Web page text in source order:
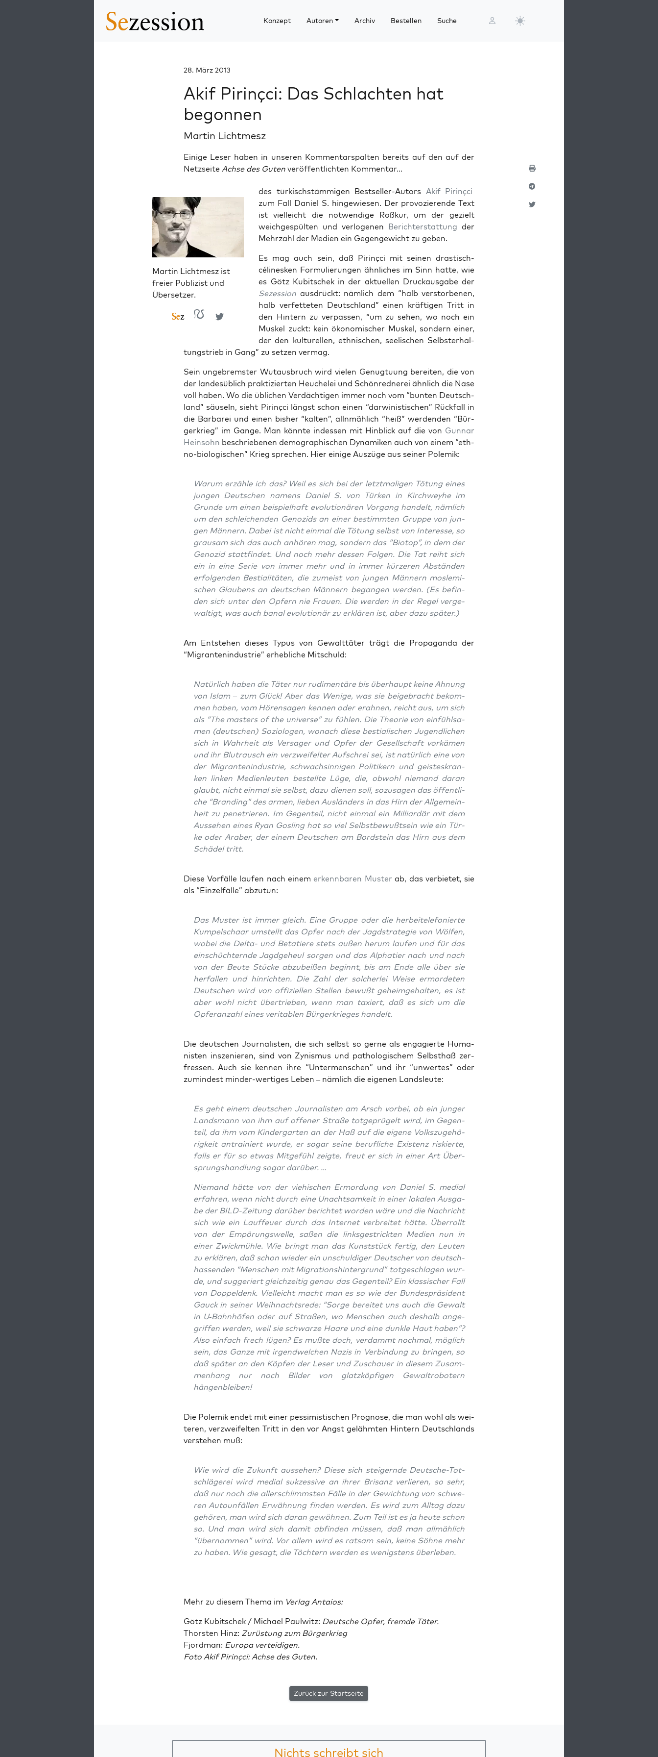
Konzept Autoren Archiv Bestellen Suche
28. März 2013
Akif Pirinçci: Das Schlachten hat
begonnen
Martin Lichtmesz
Einige Leser haben in unseren Kommentarspalten bereits auf den auf der
Netzseite Achse des Gutenveröffentlichten Kommentar...
Martin Lichtmesz ist
freier Publizist und
Übersetzer.
des tür­kisch­stäm­mi­gen Best­sel­ler-Autors Akif Pirin­çci
zum Fall Dani­el S. hin­ge­wie­sen. Der pro­vo­zie­ren­de Text
ist viel­leicht die not­wen­di­ge Roß­kur, um der gezielt
weich­ge­spül­ten und ver­lo­ge­nen Bericht­erstat­tung der
Mehr­zahl der Medi­en ein Gegen­ge­wicht zu geben.
Es mag auch sein, daß Pirin­çci mit sei­nen dras­tisch-
céline­sken For­mu­lie­run­gen ähn­li­ches im Sinn hat­te, wie
es Götz Kubit­schek in der aktu­el­len Druck­aus­ga­be der
Sezes­si­on aus­drückt: näm­lich dem “halb ver­stor­be­nen,
halb ver­fet­te­ten Deutsch­land” einen kräf­ti­gen Tritt in
den Hin­tern zu ver­pas­sen, “um zu sehen, wo noch ein
Mus­kel zuckt: kein öko­no­mi­scher Mus­kel, son­dern einer,
der den kul­tu­rel­len, eth­ni­schen, see­li­schen Selbst­er­hal­
tungs­trieb in Gang” zu set­zen vermag.
Sein unge­brems­ter Wut­aus­bruch wird vie­len Genug­tu­ung berei­ten, die von
der lan­des­üb­lich prak­ti­zier­ten Heu­che­lei und Schön­red­ne­rei ähn­lich die Nase
voll haben. Wo die übli­chen Ver­däch­ti­gen immer noch vom “bun­ten Deutsch­
land” säu­seln, sieht Pirin­çci längst schon einen “dar­wi­nis­ti­schen” Rück­fall in
die Bar­ba­rei und einen bis­her “kal­ten”, allnmäh­lich “heiß” wer­den­den “Bür­
ger­krieg” im Gan­ge. Man könn­te indes­sen mit Hin­blick auf die von Gun­nar
Hein­sohn beschrie­be­nen demo­gra­phi­schen Dyna­mi­ken auch von einem “eth­
no-bio­lo­gi­schen” Krieg spre­chen. Hier eini­ge Aus­zü­ge aus sei­ner Polemik:
War­um erzäh­le ich das? Weil es sich bei der letzt­ma­li­gen Tötung eines
jun­gen Deut­schen namens Dani­el S. von Tür­ken in Kirch­wey­he im
Grun­de um einen bei­spiel­haft evo­lu­tio­nä­ren Vor­gang han­delt, näm­lich
um den schlei­chen­den Geno­zids an einer bestimm­ten Grup­pe von jun­
gen Män­nern. Dabei ist nicht ein­mal die Tötung selbst von Inter­es­se, so
grau­sam sich das auch anhö­ren mag, son­dern das “Bio­top”, in dem der
Geno­zid statt­fin­det. Und noch mehr des­sen Fol­gen. Die Tat reiht sich
ein in eine Serie von immer mehr und in immer kür­ze­ren Abstän­den
erfol­gen­den Bes­tia­li­tä­ten, die zumeist von jun­gen Män­nern mos­le­mi­
schen Glau­bens an deut­schen Män­nern began­gen wer­den. (Es befin­
den sich unter den Opfern nie Frau­en. Die wer­den in der Regel ver­ge­
wal­tigt, was auch banal evo­lu­tio­när zu erklä­ren ist, aber dazu später.)
Am Ent­ste­hen die­ses Typus von Gewalt­tä­ter trägt die Pro­pa­gan­da der
“Migran­ten­in­dus­trie” erheb­li­che Mitschuld:
Natür­lich haben die Täter nur rudi­men­tä­re bis über­haupt kei­ne Ahnung
von Islam – zum Glück! Aber das Weni­ge, was sie bei­gebracht bekom­
men haben, vom Hören­sa­gen ken­nen oder erah­nen, reicht aus, um sich
als “The mas­ters of the uni­ver­se” zu füh­len. Die Theo­rie von ein­fühl­sa­
men (deut­schen) Sozio­lo­gen, wonach die­se bes­tia­li­schen Jugend­li­chen
sich in Wahr­heit als Ver­sa­ger und Opfer der Gesell­schaft vor­kä­men
und ihr Blut­rausch ein ver­zwei­fel­ter Auf­schrei sei, ist natür­lich eine von
der Migran­ten­in­dus­trie, schwach­sin­ni­gen Poli­ti­kern und geis­tes­kran­
ken lin­ken Medi­en­leu­ten bestell­te Lüge, die, obwohl nie­mand dar­an
glaubt, nicht ein­mal sie selbst, dazu die­nen soll, sozu­sa­gen das öffent­li­
che “Bran­ding” des armen, lie­ben Aus­län­ders in das Hirn der All­ge­mein­
heit zu pene­trie­ren. Im Gegen­teil, nicht ein­mal ein Mil­li­ar­där mit dem
Aus­se­hen eines Ryan Gosling hat so viel Selbst­be­wußt­sein wie ein Tür­
ke oder Ara­ber, der einem Deut­schen am Bord­stein das Hirn aus dem
Schä­del tritt.
Die­se Vor­fäl­le lau­fen nach einem erkenn­ba­ren Mus­ter ab, das ver­bie­tet, sie
als “Ein­zel­fäl­le” abzutun:
Das Mus­ter ist immer gleich. Eine Grup­pe oder die her­bei­t­e­le­fo­nier­te
Kum­pel­schaar umstellt das Opfer nach der Jagd­stra­te­gie von Wöl­fen,
wobei die Del­ta- und Beta­tie­re stets außen her­um lau­fen und für das
ein­schüch­tern­de Jagd­ge­heul sor­gen und das Alpha­tier nach und nach
von der Beu­te Stü­cke abzu­bei­ßen beginnt, bis am Ende alle über sie
her­fal­len und hin­rich­ten. Die Zahl der sol­cher­lei Wei­se ermor­de­ten
Deut­schen wird von offi­zi­el­len Stel­len bewußt geheim­ge­hal­ten, es ist
aber wohl nicht über­trie­ben, wenn man taxiert, daß es sich um die
Opfer­an­zahl eines veri­ta­blen Bür­ger­krie­ges handelt.
Die deut­schen Jour­na­lis­ten, die sich selbst so ger­ne als enga­gier­te Huma­
nis­ten insze­nie­ren, sind von Zynis­mus und patho­lo­gi­schem Selbst­haß zer­
fres­sen. Auch sie ken­nen ihre “Unter­men­schen” und ihr “unwer­tes” oder
zumin­dest min­der-wer­ti­ges Leben – näm­lich die eige­nen Landsleute:
Es geht einem deut­schen Jour­na­lis­ten am Arsch vor­bei, ob ein jun­ger
Lands­mann von ihm auf offe­ner Stra­ße tot­ge­prü­gelt wird, im Gegen­
teil, da ihm vom Kin­der­gar­ten an der Haß auf die eige­ne Volks­zu­ge­hö­
rig­keit antrai­niert wur­de, er sogar sei­ne beruf­li­che Exis­tenz ris­kier­te,
falls er für so etwas Mit­ge­fühl zeig­te, freut er sich in einer Art Über­
sprungs­hand­lung sogar darüber. …
Nie­mand hät­te von der vie­hi­schen Ermor­dung von Dani­el S. medi­al
erfah­ren, wenn nicht durch eine Unacht­sam­keit in einer loka­len Aus­ga­
be der BILD-Zei­tung dar­über berich­tet wor­den wäre und die Nach­richt
sich wie ein Lauf­feu­er durch das Inter­net ver­brei­tet hät­te. Über­rollt
von der Empö­rungs­wel­le, saßen die links­ge­strick­ten Medi­en nun in
einer Zwick­müh­le. Wie bringt man das Kunst­stück fer­tig, den Leu­ten
zu erklä­ren, daß schon wie­der ein unschul­di­ger Deut­scher von deutsch­
has­sen­den “Men­schen mit Migra­ti­ons­hin­ter­grund” tot­ge­schla­gen wur­
de, und sug­ge­riert gleich­zei­tig genau das Gegen­teil? Ein klas­si­scher Fall
von Dop­pel­denk. Viel­leicht macht man es so wie der Bun­des­prä­si­dent
Gauck in sei­ner Weih­nachts­re­de: “Sor­ge berei­tet uns auch die Gewalt
in U‑Bahnhöfen oder auf Stra­ßen, wo Men­schen auch des­halb ange­
grif­fen wer­den, weil sie schwar­ze Haa­re und eine dunk­le Haut haben”?
Also ein­fach frech lügen? Es muß­te doch, ver­dammt noch­mal, mög­lich
sein, das Gan­ze mit irgend­wel­chen Nazis in Ver­bin­dung zu brin­gen, so
daß spä­ter an den Köp­fen der Leser und Zuschau­er in die­sem Zusam­
men­hang nur noch Bil­der von glatz­köp­fi­gen Gewal­tro­bo­tern
hängenbleiben!
Die Pole­mik endet mit einer pes­si­mis­ti­schen Pro­gno­se, die man wohl als wei­
te­ren, ver­zwei­fel­ten Tritt in den vor Angst gelähm­ten Hin­tern Deutsch­lands
ver­ste­hen muß:
Wie wird die Zukunft aus­se­hen? Die­se sich stei­gern­de Deut­sche-Tot­
schlä­ge­rei wird medi­al suk­zes­si­ve an ihrer Bri­sanz ver­lie­ren, so sehr,
daß nur noch die aller­schlimms­ten Fäl­le in der Gewich­tung von schwe­
ren Auto­un­fäl­len Erwäh­nung fin­den wer­den. Es wird zum All­tag dazu
gehö­ren, man wird sich dar­an gewöh­nen. Zum Teil ist es ja heu­te schon
so. Und man wird sich damit abfin­den müs­sen, daß man all­mäh­lich
“über­nom­men” wird. Vor allem wird es rat­sam sein, kei­ne Söh­ne mehr
zu haben. Wie gesagt, die Töch­tern wer­den es wenigs­tens überleben.
Mehr zu die­sem The­ma im Ver­lag Antaios:
Götz Kubit­schek / Micha­el Paul­witz: Deut­sche Opfer, frem­de Täter.
Thors­ten Hinz: Zurüs­tung zum Bürgerkrieg
Fjord­man: Euro­pa verteidigen.
Foto Akif Pirin­çci: Ach­se des Guten.
Zurück zur Startseite
Nichts schreibt sich